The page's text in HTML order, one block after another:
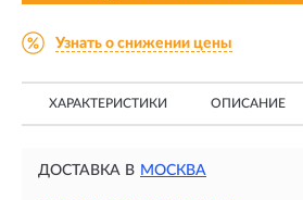
Узнать о снижении цены
ХАРАКТЕРИСТИКИ ОПИСАНИЕ
ДОСТАВКА В МОСКВА